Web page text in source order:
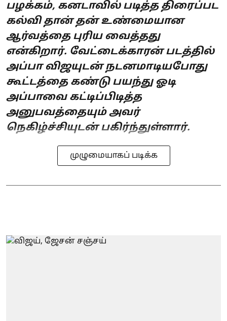
பழக்கம், கனடாவில் படித்த திரைப்பட
கல்வி தான் தன் உண்மையான
ஆர்வத்தை புரிய வைத்தது
என்கிறார். வேட்டைக்காரன் படத்தில்
அப்பா விஜயுடன் நடனமாடியபோது
கூட்டத்தை கண்டு பயந்து ஓடி
அப்பாவை கட்டிப்பிடித்த
அனுபவத்தையும் அவர்
நெகிழ்ச்சியுடன் பகிர்ந்துள்ளார்.
முழுமையாகப் படிக்க